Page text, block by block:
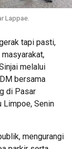
Lappae.
tapi pasti,
melalui
bersama
di Pasar
Limpoe, Senin
mengurangi